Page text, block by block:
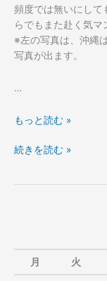
話。
な
い
話。
頻度では無いにして
らでもまた赴く気マ
※左の写真は、沖縄
写真が出ます。
…
我
愛
ワ
もっと読む »
我
キ
続きを読む »
月 火